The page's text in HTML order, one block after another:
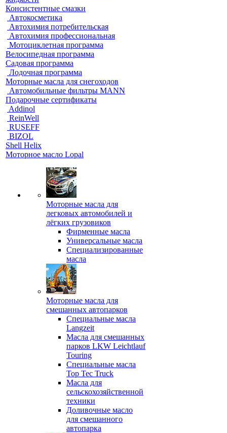
Консистентные смазки
Автокосметика
Автохимия потребительская
Автохимия профессиональная
Мотоциклетная программа
Велосипедная программа
Садовая программа
Лодочная программа
Моторные масла для снегоходов
Автомобильные фильтры MANN
Подарочные сертификаты
Addinol
ReinWell
RUSEFF
BIZOL
Shell Helix
Моторное масло Lopal
Моторные масла для
легковых автомобилей и
лёгких грузовиков
Фирменные масла
Универсальные масла
Специализированные
масла
Моторные масла для
смешанных автопарков
Специальные масла
Langzeit
Масла для смешанных
парков LKW Leichtlauf
Touring
Специальные масла
Top Tec Truck
Масла для
сельскохозяйственной
техники
Доливочные масло
для смешанного
автопарка